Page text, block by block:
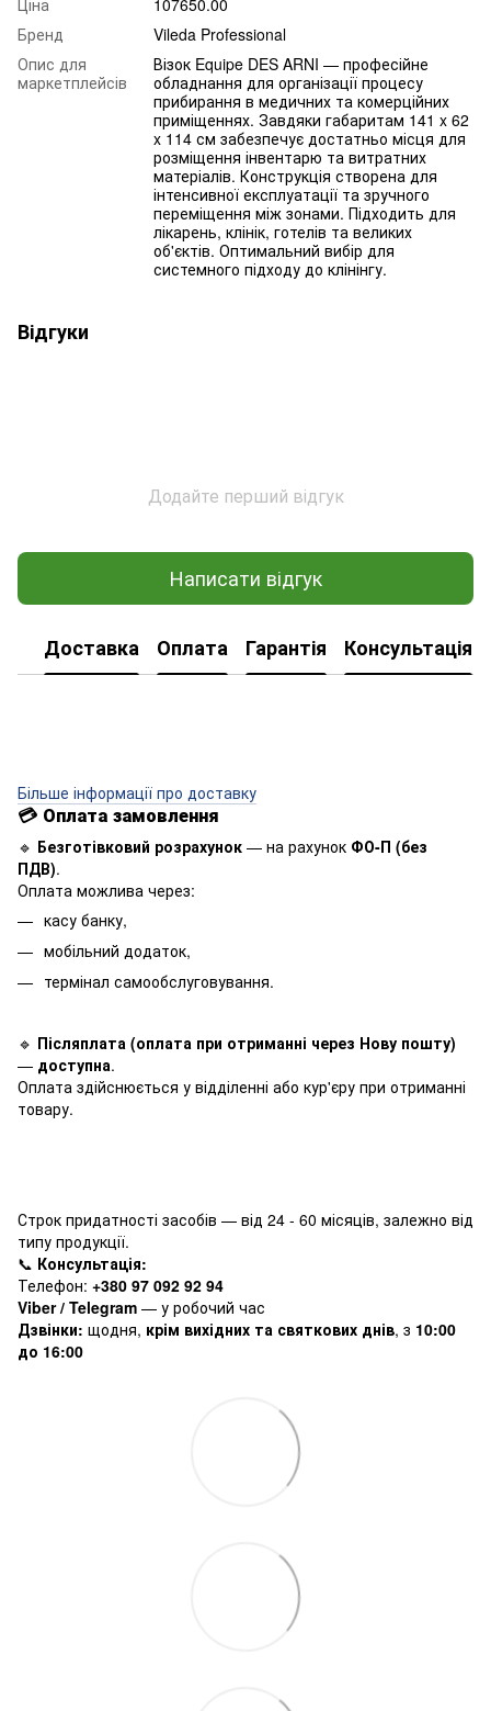
Бренд
Vileda Professional
Опис для
маркетплейсів
Візок Equipe DES ARNI — професійне
обладнання для організації процесу
прибирання в медичних та комерційних
приміщеннях. Завдяки габаритам 141 x 62
x 114 см забезпечує достатньо місця для
розміщення інвентарю та витратних
матеріалів. Конструкція створена для
інтенсивної експлуатації та зручного
переміщення між зонами. Підходить для
лікарень, клінік, готелів та великих
об'єктів. Оптимальний вибір для
системного підходу до клінінгу.
Відгуки
Додайте перший відгук
Написати відгук
Доставка Оплата Гарантія Консультація
Більше інформації про доставку
💳 Оплата замовлення
🔹 Безготівковий розрахунок — на рахунок ФО-П (без
ПДВ).
Оплата можлива через:
касу банку,
мобільний додаток,
термінал самообслуговування.
🔹 Післяплата (оплата при отриманні через Нову пошту)
— доступна.
Оплата здійснюється у відділенні або кур'єру при отриманні
товару.
Строк придатності засобів — від 24 - 60 місяців, залежно від
типу продукції.
📞 Консультація:
Телефон: +380 97 092 92 94
Viber / Telegram — у робочий час
Дзвінки: щодня, крім вихідних та святкових днів, з 10:00
до 16:00